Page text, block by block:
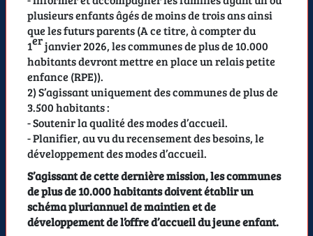
plusieurs enfants âgés de moins de trois ans ainsi
que les futurs parents (A ce titre, à compter du
1erjanvier 2026, les communes de plus de 10.000
habitants devront mettre en place un relais petite
enfance (RPE)).
2) S’agissant uniquement des communes de plus de
3.500 habitants :
- Soutenir la qualité des modes d’accueil.
- Planifier, au vu du recensement des besoins, le
développement des modes d’accueil.
S’agissant de cette dernière mission, les communes
de plus de 10.000 habitants doivent établir un
schéma pluriannuel de maintien et de
développement de l’offre d’accueil du jeune enfant.